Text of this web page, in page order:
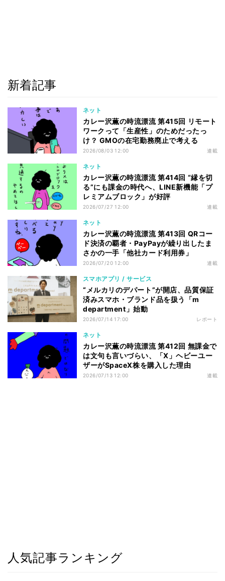
新着記事
ネット
カレー沢薫の時流漂流 第415回 リモート
ワークって「生産性」のためだったっ
け？ GMOの在宅勤務廃止で考える
2026/08/03 12:00 連載
ネット
カレー沢薫の時流漂流 第414回 “縁を切
る”にも課金の時代へ、LINE新機能「プ
レミアムブロック」が好評
2026/07/27 12:00 連載
ネット
カレー沢薫の時流漂流 第413回 QRコー
ド決済の覇者・PayPayが繰り出したま
さかの一手「他社カード利用券」
2026/07/20 12:00 連載
スマホアプリ / サービス
“メルカリのデパート”が開店、品質保証
済みスマホ・ブランド品を扱う「m
department」始動
2026/07/14 17:00 レポート
ネット
カレー沢薫の時流漂流 第412回 無課金で
は文句も言いづらい、「X」ヘビーユー
ザーがSpaceX株を購入した理由
2026/07/13 12:00 連載
人気記事ランキング